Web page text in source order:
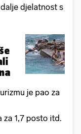
djelatnost s
je pao za
1,7 posto itd.